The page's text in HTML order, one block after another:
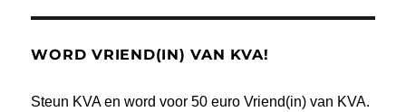
WORD VRIEND(IN) VAN KVA!
Steun KVA en word voor 50 euro Vriend(in) van KVA.